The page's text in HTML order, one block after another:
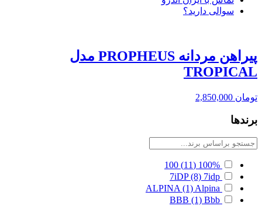
سوالی دارید؟
پیراهن مردانه PROPHEUS مدل
TROPICAL
تومان
برندها
100%
(11)
100
7iDP (8) 7idp
ALPINA (1) Alpina
BBB (1) Bbb